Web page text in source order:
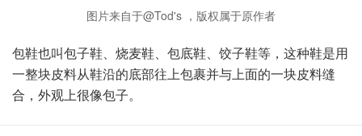
图片来自于@Tod's ，版权属于原作者
包鞋也叫包子鞋、烧麦鞋、包底鞋、饺子鞋等，这种鞋是用
一整块皮料从鞋沿的底部往上包裹并与上面的一块皮料缝
合，外观上很像包子。